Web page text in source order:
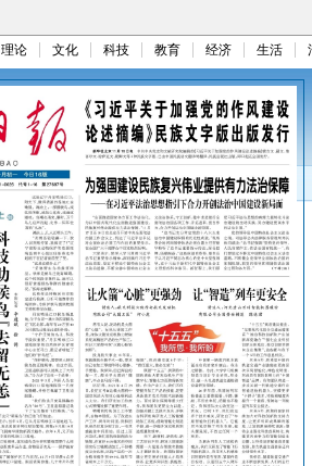
理论 文化 科技 教育 经济 生活